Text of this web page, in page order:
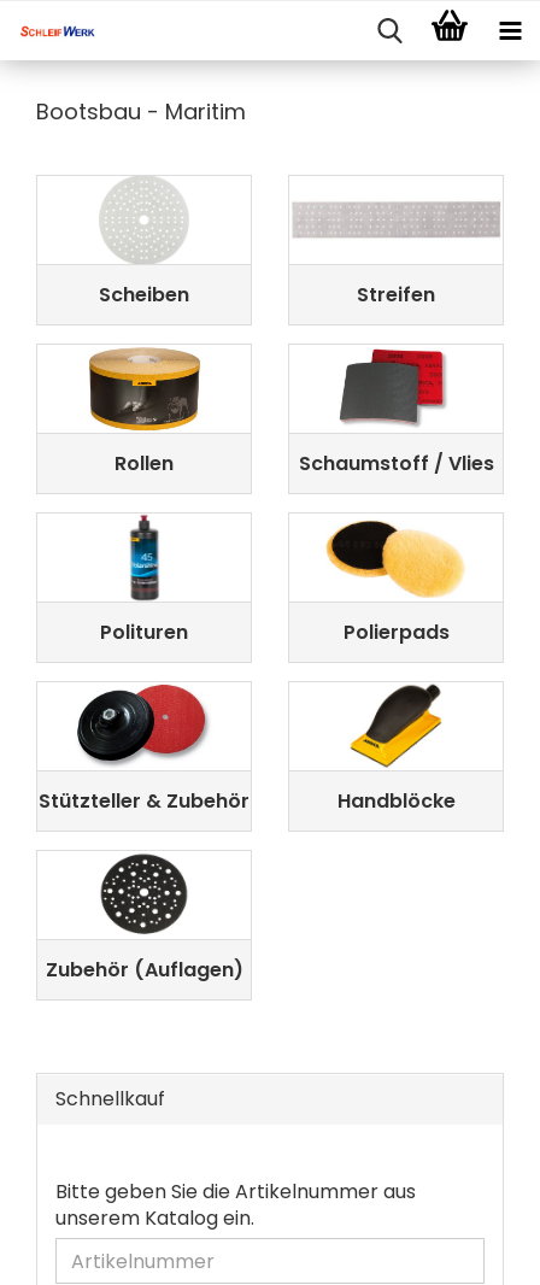
Bootsbau - Maritim
Scheiben Streifen
Rollen Schaumstoff / Vlies
Polituren Polierpads
Stützteller & Zubehör Handblöcke
Zubehör (Auflagen)
Schnellkauf
BITTE
GEBEN
SIE
DIE
Bitte geben Sie die Artikelnummer aus
unserem Katalog ein.